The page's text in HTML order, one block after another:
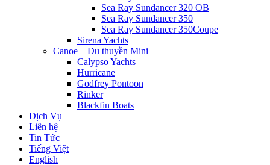
Sea Ray Sundancer 320 OB
Sea Ray Sundancer 350
Sea Ray Sundancer 350Coupe
Sirena Yachts
Canoe – Du thuyền Mini
Calypso Yachts
Hurricane
Godfrey Pontoon
Rinker
Blackfin Boats
Dịch Vụ
Liên hệ
Tin Tức
Tiếng Việt
English